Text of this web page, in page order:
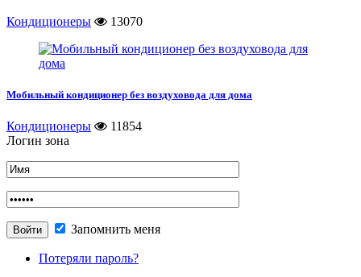
Кондиционеры 13070
Мобильный кондиционер без воздуховода для дома
Кондиционеры
11854
Логин зона
Запомнить меня
Потеряли пароль?